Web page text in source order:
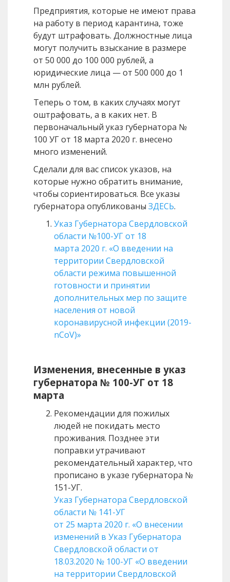
Предприятия, которые не имеют права
на работу в период карантина, тоже
будут штрафовать. Должностные лица
могут получить взыскание в размере
от 50 000 до 100 000 рублей, а
юридические лица — от 500 000 до 1
млн рублей.
Теперь о том, в каких случаях могут
оштрафовать, а в каких нет. В
первоначальный указ губернатора №
100 УГ от 18 марта 2020 г. внесено
много изменений.
Сделали для вас список указов, на
которые нужно обратить внимание,
чтобы сориентироваться. Все указы
губернатора опубликованы ЗДЕСЬ.
Указ Губернатора Свердловской
области №100-УГ от 18
марта 2020 г. «О введении на
территории Свердловской
области режима повышенной
готовности и принятии
дополнительных мер по защите
населения от новой
коронавирусной инфекции (2019-
nCoV)»
Изменения, внесенные в указ
губернатора № 100-УГ от 18
марта
Рекомендации для пожилых
людей не покидать место
проживания. Позднее эти
поправки утрачивают
рекомендательный характер, что
прописано в указе губернатора №
151-УГ.
Указ Губернатора Свердловской
области № 141-УГ
от 25 марта 2020 г. «О внесении
изменений в Указ Губернатора
Свердловской области от
18.03.2020 № 100-УГ «О введении
на территории Свердловской